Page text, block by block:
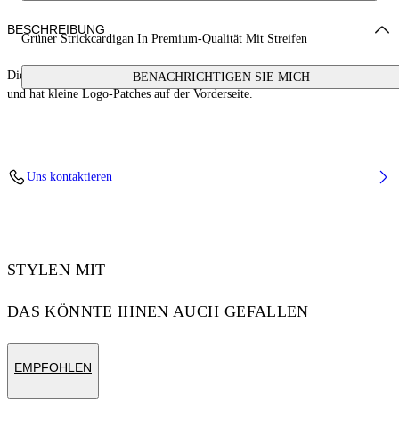
Grüner Strickcardigan In Premium-Qualität Mit Streifen
BENACHRICHTIGEN SIE MICH
BESCHREIBUNG
Dieser Cardigan aus Baumwollmix besteht aus gestreiften Strickmustern
und hat kleine Logo-Patches auf der Vorderseite.
Uns kontaktieren
STYLEN MIT
DAS KÖNNTE IHNEN AUCH GEFALLEN
EMPFOHLEN